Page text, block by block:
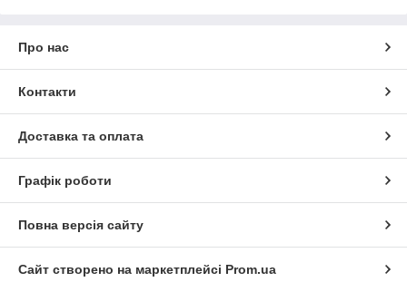
Про нас
Контакти
Доставка та оплата
Графік роботи
Повна версія сайту
Сайт створено на маркетплейсі Prom.ua